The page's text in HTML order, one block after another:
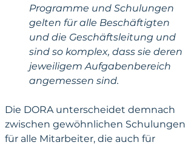
Programme und Schulungen
gelten für alle Beschäftigten
und die Geschäftsleitung und
sind so komplex, dass sie deren
jeweiligem Aufgabenbereich
angemessen sind.
Die DORA unterscheidet demnach
zwischen gewöhnlichen Schulungen
für alle Mitarbeiter, die auch für